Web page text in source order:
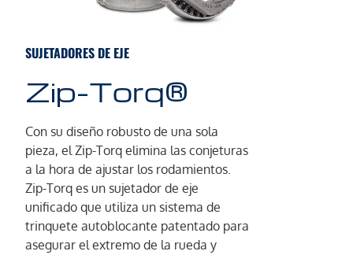
SUJETADORES DE EJE
Zip-Torq®
Con su diseño robusto de una sola
pieza, el Zip-Torq elimina las conjeturas
a la hora de ajustar los rodamientos.
Zip-Torq es un sujetador de eje
unificado que utiliza un sistema de
trinquete autoblocante patentado para
asegurar el extremo de la rueda y